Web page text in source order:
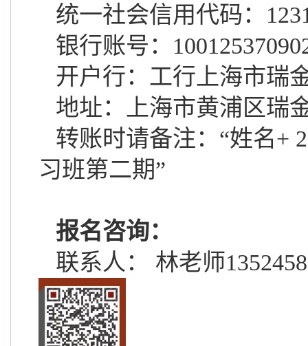
统一社会信用代码：
银行账号：
开户行：工行上海市瑞
地址：上海市黄浦区瑞
转账时请备注： “姓名+
习班第二期”
报名咨询：
联系人：
林老师